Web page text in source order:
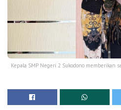
Kepala SMP Negeri 2 Sukodono memberikan